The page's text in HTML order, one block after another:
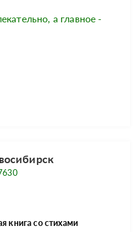
а главное -
книга со стихами